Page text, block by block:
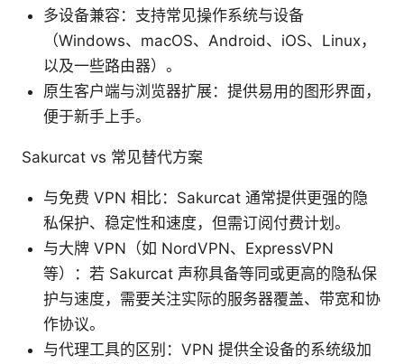
多设备兼容：支持常见操作系统与设备
（Windows、macOS、Android、iOS、Linux，
以及一些路由器）。
原生客户端与浏览器扩展：提供易用的图形界面，
便于新手上手。
Sakurcat vs 常见替代方案
与免费 VPN 相比：Sakurcat 通常提供更强的隐
私保护、稳定性和速度，但需订阅付费计划。
与大牌 VPN（如 NordVPN、ExpressVPN
等）：若 Sakurcat 声称具备等同或更高的隐私保
护与速度，需要关注实际的服务器覆盖、带宽和协
作协议。
与代理工具的区别：VPN 提供全设备的系统级加